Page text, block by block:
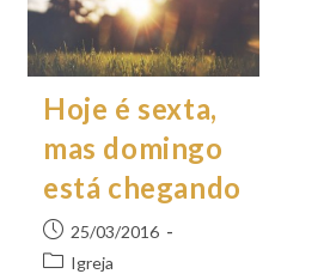
Hoje é sexta,
mas domingo
está chegando
25/03/2016
Igreja